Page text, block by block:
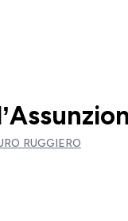
RUGGIERO